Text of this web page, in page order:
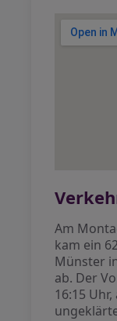
Am
kam ein
Münster
ab. Der
16:15